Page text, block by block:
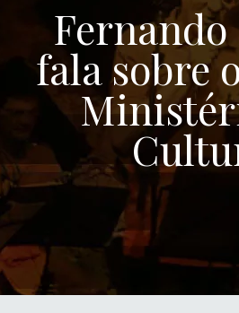
fala sobre